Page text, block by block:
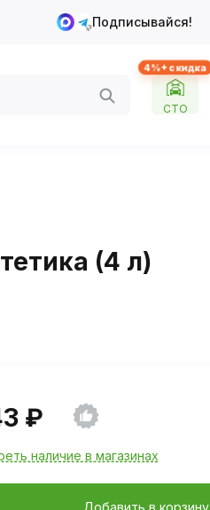
Подписывайся!
4%+ скидка
СТО
(4 л)
₽
наличие в магазинах
Добавить в корзину